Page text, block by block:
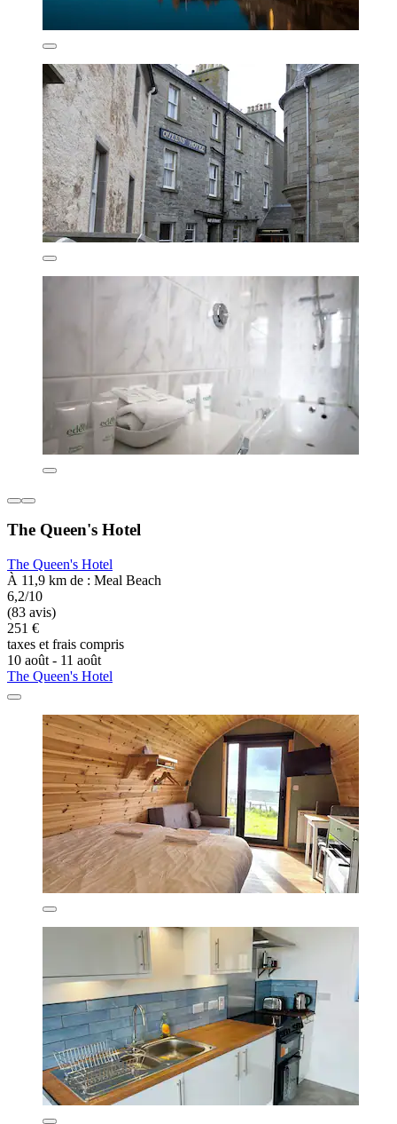
The Queen's Hotel
The Queen's Hotel
À 11,9 km de : Meal Beach
6,2/10
(83 avis)
251 €
taxes et frais compris
10 août - 11 août
The Queen's Hotel